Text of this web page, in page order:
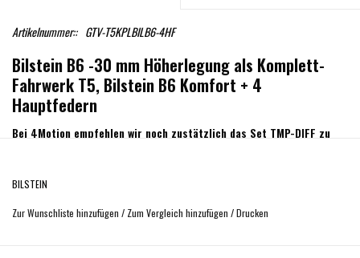
Artikelnummer:: GTV-T5KPLBILB6-4HF
Bilstein B6 -30 mm Höherlegung als Komplett-
Fahrwerk T5, Bilstein B6 Komfort + 4
Hauptfedern
Bei 4Motion empfehlen wir noch zustätzlich das Set TMP-DIFF zu
Komplettfahrwerk bestehend aus Höherlegung um ca. 30 mm, durch den Einbau
BILSTEIN
Zur Wunschliste hinzufügen / Zum Vergleich hinzufügen /Drucken